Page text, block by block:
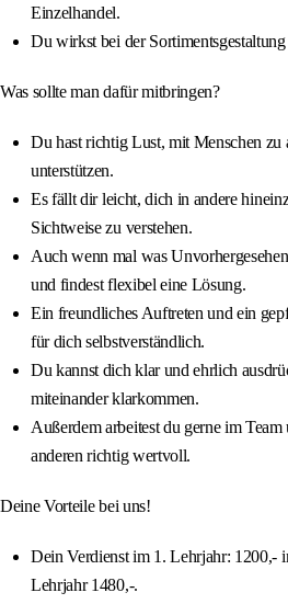
Einzelhandel.
Du wirkst bei der
Was sollte man dafür mitbringen?
Du hast richtig Lust, mit Menschen zu
unterstützen.
Es fällt dir leicht, dich in andere
Sichtweise zu verstehen.
Auch wenn mal was
und findest flexibel eine Lösung.
Ein freundliches Auftreten und ein
für dich selbstverständlich.
Du kannst dich klar und ehrlich
miteinander klarkommen.
Außerdem arbeitest du gerne im
anderen richtig wertvoll.
Deine Vorteile bei uns!
Dein Verdienst im 1. Lehrjahr: 1200,-
Lehrjahr 1480,-.